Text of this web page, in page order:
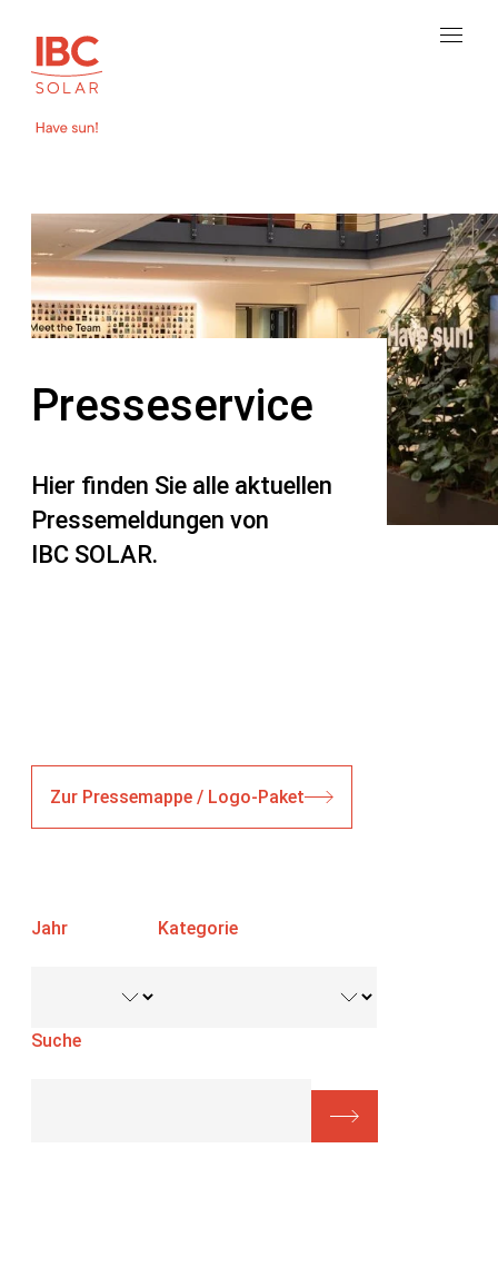
Presseservice
Hier finden Sie alle aktuellen
Pressemeldungen von
IBC SOLAR.
Zur Pressemappe / Logo-Paket
Jahr Kategorie
Suche